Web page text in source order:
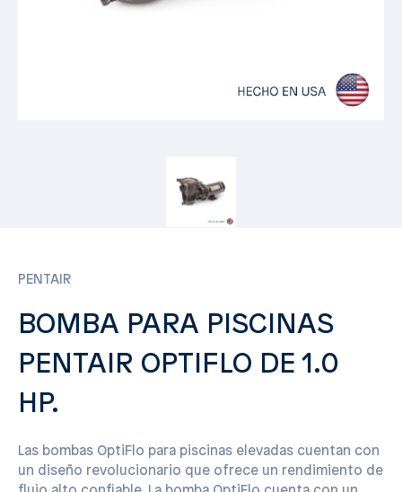
PENTAIR
BOMBA PARA PISCINAS
PENTAIR OPTIFLO DE 1.0
HP.
Las bombas OptiFlo para piscinas elevadas cuentan con
un diseño revolucionario que ofrece un rendimiento de